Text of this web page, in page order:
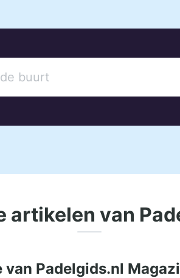
artikelen van
van Padelgids.nl